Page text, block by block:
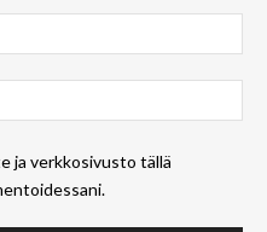
ja verkkosivusto tällä